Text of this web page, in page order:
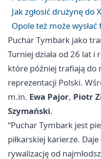
Jak zgłosić drużynę do
Opole też może
Puchar Tymbark jako
Turniej działa od 26 lat i
które później trafiają do
reprezentacji Polski.
m.in. Ewa Pajor, Piotr
Szymański.
“Puchar Tymbark jest
piłkarskiej karierze.
rywalizację od